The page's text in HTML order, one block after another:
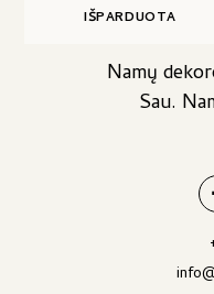
IŠPARDUOTA
Namų
Sau.